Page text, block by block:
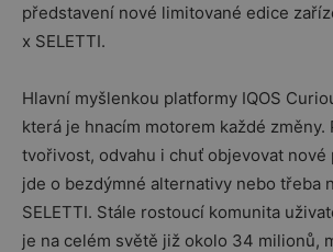
představení nové limitované edice
x SELETTI.
Hlavní myšlenkou platformy IQOS
která je hnacím motorem každé změny.
tvořivost, odvahu i chuť objevovat nové
jde o bezdýmné alternativy nebo třeba
SELETTI. Stále rostoucí komunita
je na celém světě již okolo 34 milionů,